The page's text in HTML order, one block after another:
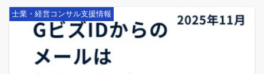
士業・経営コンサル支援情報